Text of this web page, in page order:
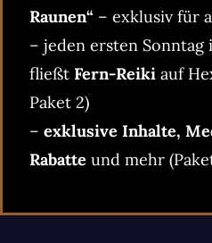
Raunen“ – exklusiv für
– jeden ersten Sonntag
fließt Fern-Reiki auf
Paket 2)
– exklusive Inhalte,
Rabatte und mehr